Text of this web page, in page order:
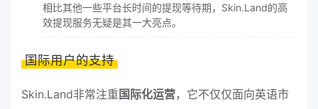
相比其他一些平台长时间的提现等待期，Skin.Land的高
效提现服务无疑是其一大亮点。
国际用户的支持
Skin.Land非常注重 国际化运营，它不仅仅面向英语市